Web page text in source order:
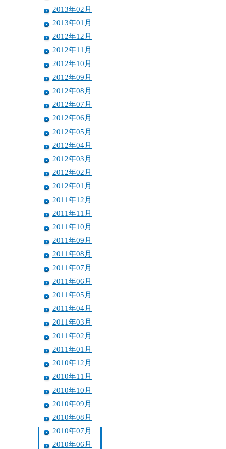
2013年02月
2013年01月
2012年12月
2012年11月
2012年10月
2012年09月
2012年08月
2012年07月
2012年06月
2012年05月
2012年04月
2012年03月
2012年02月
2012年01月
2011年12月
2011年11月
2011年10月
2011年09月
2011年08月
2011年07月
2011年06月
2011年05月
2011年04月
2011年03月
2011年02月
2011年01月
2010年12月
2010年11月
2010年10月
2010年09月
2010年08月
2010年07月
2010年06月